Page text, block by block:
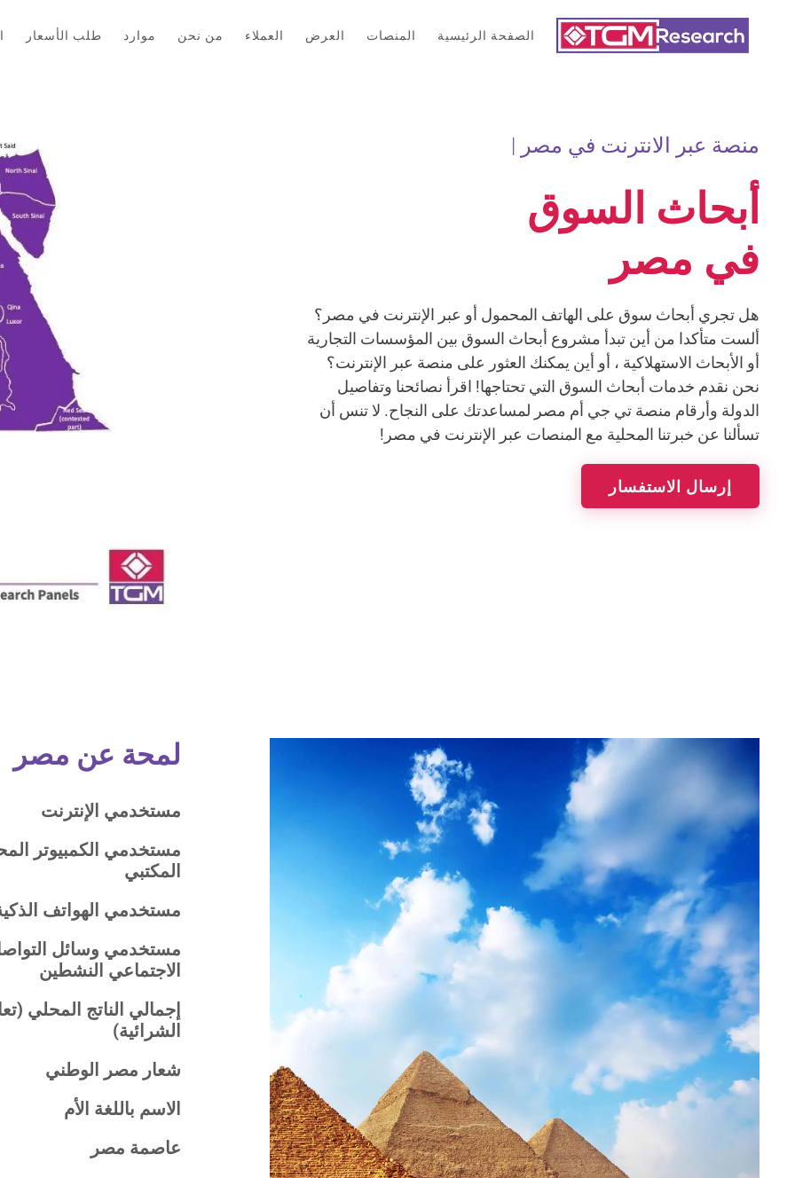
Skip to main content الصفحة الرئيسية المنصات العرض العملاء من نحن موارد طلب الأسعار
منصة عبر الانترنت في مصر |
أبحاث السوق
في مصر
هل تجري أبحاث سوق على الهاتف المحمول أو عبر الإنترنت في مصر؟
ألست متأكدا من أين تبدأ مشروع أبحاث السوق بين المؤسسات التجارية
أو الأبحاث الاستهلاكية ، أو أين يمكنك العثور على منصة عبر الإنترنت؟
نحن نقدم خدمات أبحاث السوق التي تحتاجها! اقرأ نصائحنا وتفاصيل
الدولة وأرقام منصة تي جي أم مصر لمساعدتك على النجاح. لا تنس أن
تسألنا عن خبرتنا المحلية مع المنصات عبر الإنترنت في مصر!
إرسال الاستفسار
لمحة عن مصر
مستخدمي الإنترنت
مستخدمي الكمبيوتر
المكتبي
مستخدمي الهواتف
مستخدمي وسائل
الاجتماعي النشطين
إجمالي الناتج المحلي
الشرائية)
شعار مصر الوطني
الاسم باللغة الأم
عاصمة مصر